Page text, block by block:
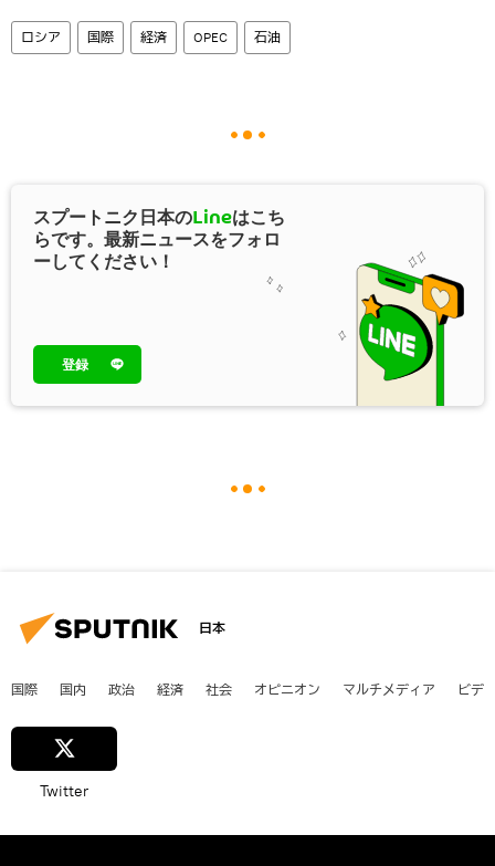
ロシア 国際 経済 OPEC 石油
スプートニク日本のLineはこち
らです。最新ニュースをフォロ
ーしてください！
登録
日本
国際 国内 政治 経済 社会 オピニオン マルチメディア ビデ
Twitter